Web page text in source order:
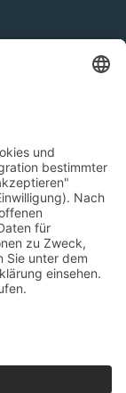
Hexenwerk,
E-